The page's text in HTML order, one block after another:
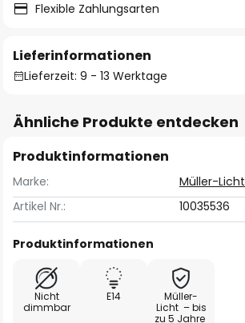
Flexible Zahlungsarten
Lieferinformationen
Lieferzeit: 9 - 13 Werktage
Ähnliche Produkte entdecken
Produktinformationen
Marke:
Müller-Licht
Artikel Nr.:
10035536
Produktinformationen
Nicht
dimmbar
E14
Müller-
Licht – bis
zu 5 Jahre